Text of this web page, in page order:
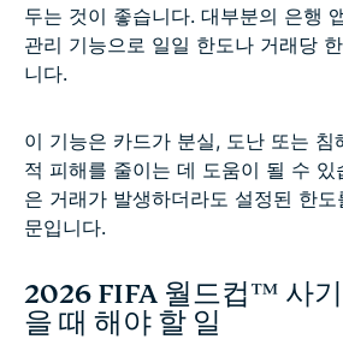
두는 것이 좋습니다. 대부분의 은행
관리 기능으로 일일 한도나 거래당
니다.
이 기능은 카드가 분실, 도난 또는 침
적 피해를 줄이는 데 도움이 될 수 있
은 거래가 발생하더라도 설정된 한
문입니다.
2026 FIFA 월드컵™ 사
을 때 해야 할 일